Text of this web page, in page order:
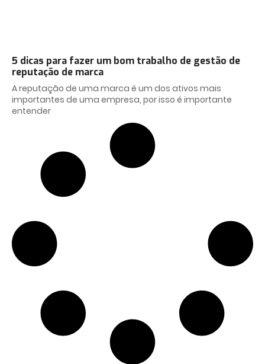
5 dicas para fazer um bom trabalho de gestão de
reputação de marca
A reputação de uma marca é um dos ativos mais
importantes de uma empresa, por isso é importante
entender